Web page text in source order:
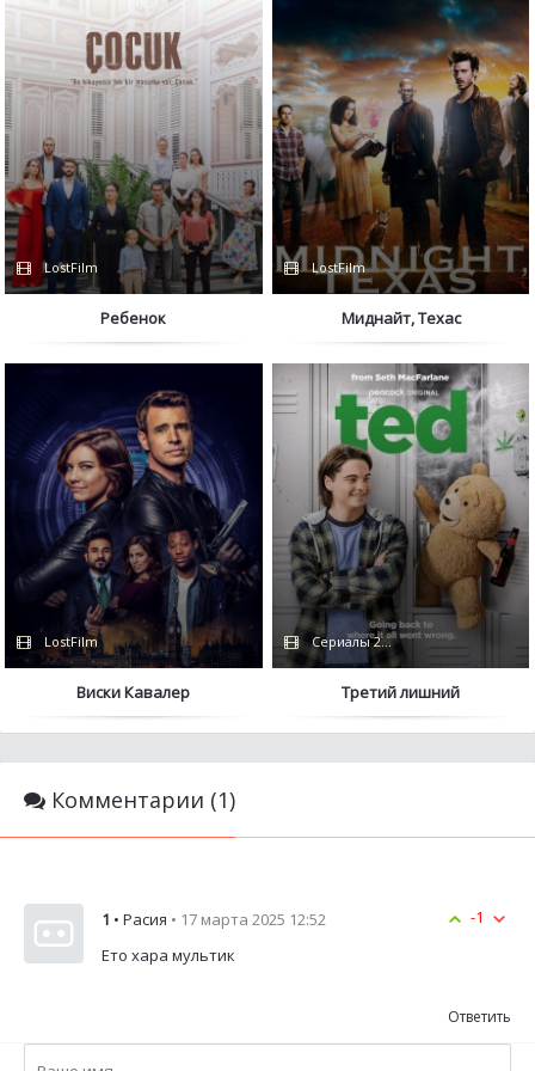
LostFilm
Ребенок
LostFilm
Миднайт, Техас
LostFilm
Виски Кавалер
Сериалы 2024 / Дубляж
Третий лишний
Комментарии (1)
-1
1 • Расия • 17 марта 2025 12:52
Ето хара мультик
Ответить